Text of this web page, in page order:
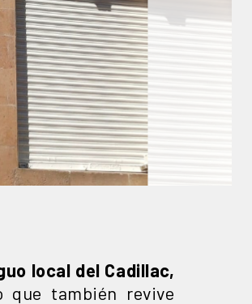
local del Cadillac,
que también revive